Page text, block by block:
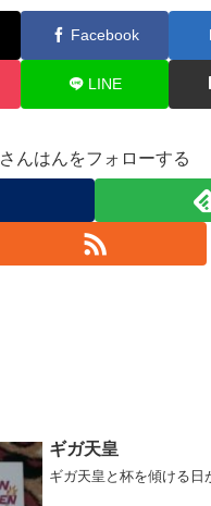
Facebook
LINE
さんはんをフォローする
ギガ天皇
ギガ天皇と杯を傾ける日